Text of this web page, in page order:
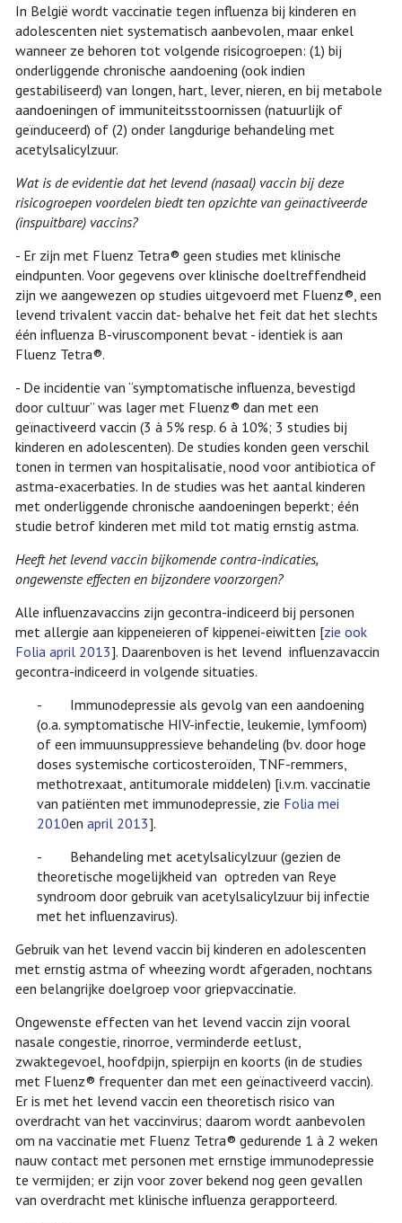
In België wordt vaccinatie tegen influenza bij kinderen en
adolescenten niet systematisch aanbevolen, maar enkel
wanneer ze behoren tot volgende risicogroepen: (1) bij
onderliggende chronische aandoening (ook indien
gestabiliseerd) van longen, hart, lever, nieren, en bij metabole
aandoeningen of immuniteitsstoornissen (natuurlijk of
geïnduceerd) of (2) onder langdurige behandeling met
acetylsalicylzuur.
Wat is de evidentie dat het levend (nasaal) vaccin bij deze
risicogroepen voordelen biedt ten opzichte van geïnactiveerde
(inspuitbare) vaccins?
- Er zijn met Fluenz Tetra® geen studies met klinische
eindpunten. Voor gegevens over klinische doeltreffendheid
zijn we aangewezen op studies uitgevoerd met Fluenz®, een
levend trivalent vaccin dat- behalve het feit dat het slechts
één influenza B-viruscomponent bevat - identiek is aan
Fluenz Tetra®.
- De incidentie van “symptomatische influenza, bevestigd
door cultuur” was lager met Fluenz® dan met een
geïnactiveerd vaccin (3 à 5% resp. 6 à 10%; 3 studies bij
kinderen en adolescenten). De studies konden geen verschil
tonen in termen van hospitalisatie, nood voor antibiotica of
astma-exacerbaties. In de studies was het aantal kinderen
met onderliggende chronische aandoeningen beperkt; één
studie betrof kinderen met mild tot matig ernstig astma.
Heeft het levend vaccin bijkomende contra-indicaties,
ongewenste effecten en bijzondere voorzorgen?
Alle influenzavaccins zijn gecontra-indiceerd bij personen
met allergie aan kippeneieren of kippenei-eiwitten [zie ook
Folia april 2013]. Daarenboven is het levend influenzavaccin
gecontra-indiceerd in volgende situaties.
- Immunodepressie als gevolg van een aandoening
(o.a. symptomatische HIV-infectie, leukemie, lymfoom)
of een immuunsuppressieve behandeling (bv. door hoge
doses systemische corticosteroïden, TNF-remmers,
methotrexaat, antitumorale middelen) [i.v.m. vaccinatie
van patiënten met immunodepressie, zie Folia mei
2010en april 2013].
- Behandeling met acetylsalicylzuur (gezien de
theoretische mogelijkheid van optreden van Reye
syndroom door gebruik van acetylsalicylzuur bij infectie
met het influenzavirus).
Gebruik van het levend vaccin bij kinderen en adolescenten
met ernstig astma of wheezing wordt afgeraden, nochtans
een belangrijke doelgroep voor griepvaccinatie.
Ongewenste effecten van het levend vaccin zijn vooral
nasale congestie, rinorroe, verminderde eetlust,
zwaktegevoel, hoofdpijn, spierpijn en koorts (in de studies
met Fluenz® frequenter dan met een geïnactiveerd vaccin).
Er is met het levend vaccin een theoretisch risico van
overdracht van het vaccinvirus; daarom wordt aanbevolen
om na vaccinatie met Fluenz Tetra® gedurende 1 à 2 weken
nauw contact met personen met ernstige immunodepressie
te vermijden; er zijn voor zover bekend nog geen gevallen
van overdracht met klinische influenza gerapporteerd.